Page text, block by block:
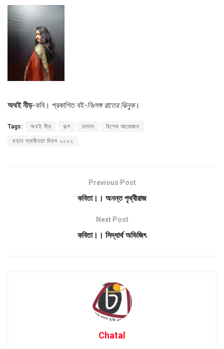
অথই নীড়-কবি। প্রকাশিত বই-নিঃসঙ্গ রাতের ঝিনুক।
Tags: অথই নীড় গল্প চাতাল বিশেষ আয়োজন
মহান স্বাধীনতা দিবস ২০২২
Previous Post
কবিতা।। অনন্ত পৃথ্বীরাজ
Next Post
কবিতা।। সিদ্ধার্থ অভিজিৎ
Chatal